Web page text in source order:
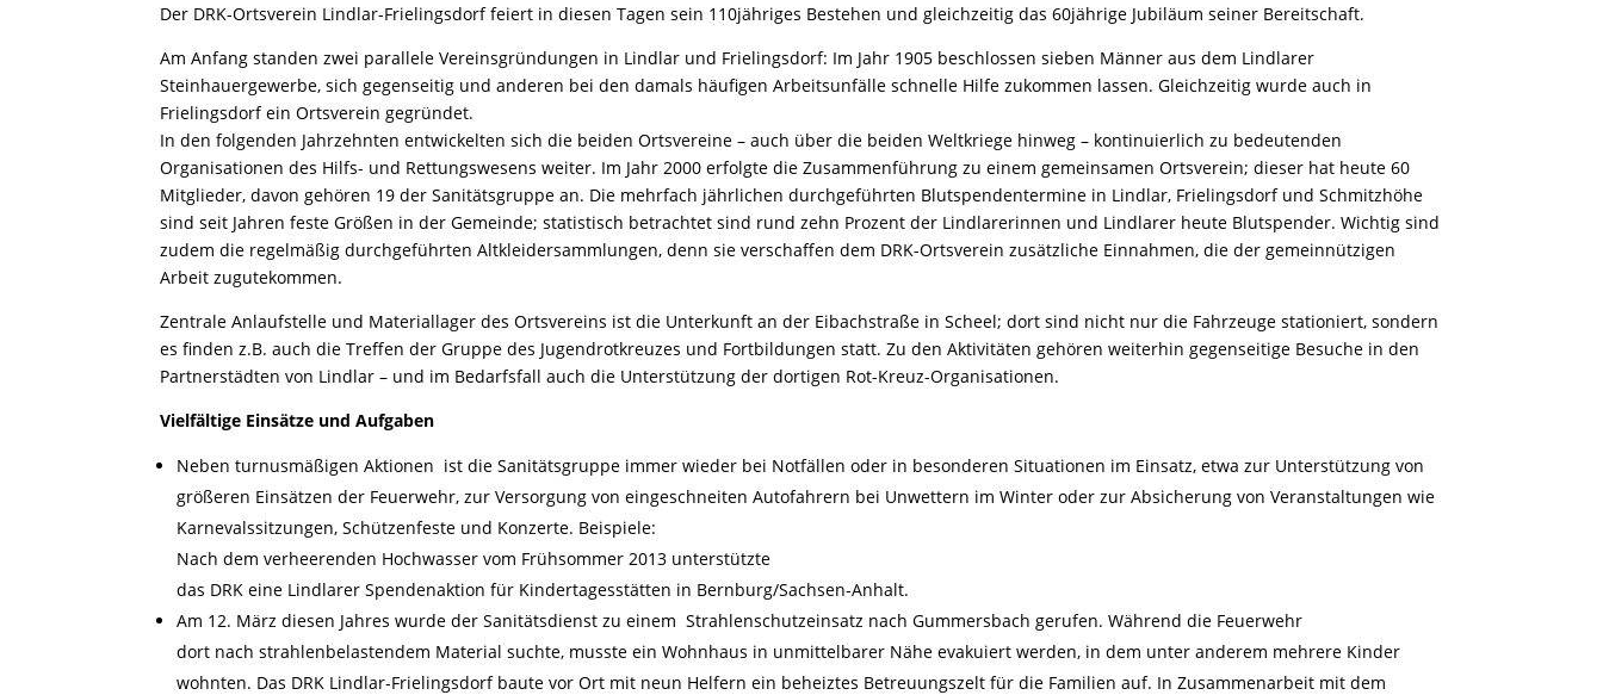
Der DRK-Ortsverein Lindlar-Frielingsdorf feiert in diesen Tagen sein 110jähriges Bestehen und gleichzeitig das 60jährige Jubiläum seiner Bereitschaft.
Am Anfang standen zwei parallele Vereinsgründungen in Lindlar und Frielingsdorf: Im Jahr 1905 beschlossen sieben Männer aus dem Lindlarer
Steinhauergewerbe, sich gegenseitig und anderen bei den damals häufigen Arbeitsunfälle schnelle Hilfe zukommen lassen. Gleichzeitig wurde auch in
Frielingsdorf ein Ortsverein gegründet.
In den folgenden Jahrzehnten entwickelten sich die beiden Ortsvereine – auch über die beiden Weltkriege hinweg – kontinuierlich zu bedeutenden
Organisationen des Hilfs- und Rettungswesens weiter. Im Jahr 2000 erfolgte die Zusammenführung zu einem gemeinsamen Ortsverein; dieser hat heute 60
Mitglieder, davon gehören 19 der Sanitätsgruppe an. Die mehrfach jährlichen durchgeführten Blutspendentermine in Lindlar, Frielingsdorf und Schmitzhöhe
sind seit Jahren feste Größen in der Gemeinde; statistisch betrachtet sind rund zehn Prozent der Lindlarerinnen und Lindlarer heute Blutspender. Wichtig sind
zudem die regelmäßig durchgeführten Altkleidersammlungen, denn sie verschaffen dem DRK-Ortsverein zusätzliche Einnahmen, die der gemeinnützigen
Arbeit zugutekommen.
Zentrale Anlaufstelle und Materiallager des Ortsvereins ist die Unterkunft an der Eibachstraße in Scheel; dort sind nicht nur die Fahrzeuge stationiert, sondern
es finden z.B. auch die Treffen der Gruppe des Jugendrotkreuzes und Fortbildungen statt. Zu den Aktivitäten gehören weiterhin gegenseitige Besuche in den
Partnerstädten von Lindlar – und im Bedarfsfall auch die Unterstützung der dortigen Rot-Kreuz-Organisationen.
Vielfältige Einsätze und Aufgaben
Neben turnusmäßigen Aktionen ist die Sanitätsgruppe immer wieder bei Notfällen oder in besonderen Situationen im Einsatz, etwa zur Unterstützung von
größeren Einsätzen der Feuerwehr, zur Versorgung von eingeschneiten Autofahrern bei Unwettern im Winter oder zur Absicherung von Veranstaltungen wie
Karnevalssitzungen, Schützenfeste und Konzerte. Beispiele:
Nach dem verheerenden Hochwasser vom Frühsommer 2013 unterstützte
das DRK eine Lindlarer Spendenaktion für Kindertagesstätten in Bernburg/Sachsen-Anhalt.
Am 12. März diesen Jahres wurde der Sanitätsdienst zu einem Strahlenschutzeinsatz nach Gummersbach gerufen. Während die Feuerwehr
dort nach strahlenbelastendem Material suchte, musste ein Wohnhaus in unmittelbarer Nähe evakuiert werden, in dem unter anderem mehrere Kinder
wohnten. Das DRK Lindlar-Frielingsdorf baute vor Ort mit neun Helfern ein beheiztes Betreuungszelt für die Familien auf. In Zusammenarbeit mit dem